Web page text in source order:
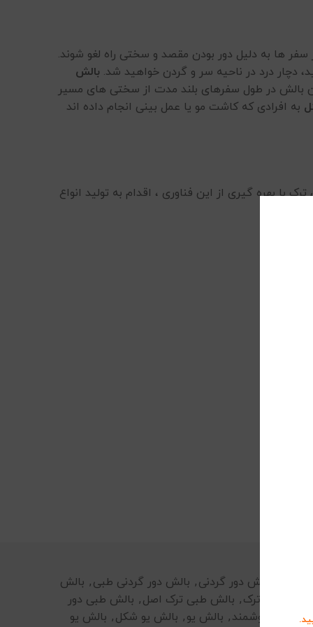
ها به دلیل دور بودن مقصد و سختی راه لغو شوند.
دچار درد در ناحیه سر و گردن خواهید شد. بالش
بالش در طول سفرهای بلند مدت از سختی های مسیر
به افرادی که کاشت مو یا عمل بینی انجام داده اند
با بهره گیری از این فناوری ، اقدام به تولید انواع
بالش دور گردنی, بالش دور گردنی طبی, بالش
بالش طبی ترک, بالش طبی ترک اصل, بالش طبی دور
فوم هوشمند, بالش یو, بالش یو شکل, بالش یو